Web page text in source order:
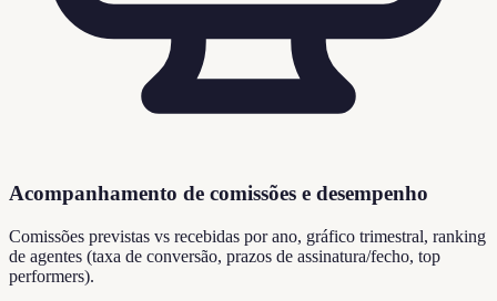
Acompanhamento de comissões e desempenho
Comissões previstas vs recebidas por ano, gráfico trimestral, ranking
de agentes (taxa de conversão, prazos de assinatura/fecho, top
performers).